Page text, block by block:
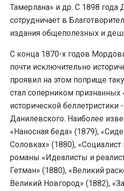
Тамерлана» и др. С 1898
сотрудничает в
издания общеполезных и
С конца 1870-х годов
почти исключительно
проявил на этом поприще
стал соперником признанных
исторической беллетристики
Данилевского. Наиболее
«Наносная беда» (1879),
Соловках» (1880),
романы «Идеалисты и
Гетман» (1880), «Великий
Великий Новгород» (1882),